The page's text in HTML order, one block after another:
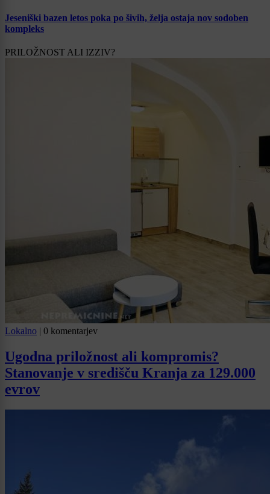
Jeseniški bazen letos poka po šivih, želja ostaja nov sodoben
kompleks
PRILOŽNOST ALI IZZIV?
Lokalno | 0 komentarjev
Ugodna priložnost ali kompromis?
Stanovanje v središču Kranja za 129.000
evrov